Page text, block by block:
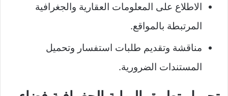
الاطلاع على المعلومات العقارية والجغرافية
المرتبطة بالمواقع.
مناقشة وتقديم طلبات استفسار وتحميل
المستندات الضرورية.